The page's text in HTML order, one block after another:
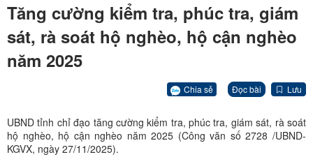
Tăng cường kiểm tra, phúc tra, giám
sát, rà soát hộ nghèo, hộ cận nghèo
năm 2025
Chia sẻ Đọc bài Lưu
UBND tỉnh chỉ đạo tăng cường kiểm tra, phúc tra, giám sát, rà soát
hộ nghèo, hộ cận nghèo năm 2025 (Công văn số 2728 /UBND-
KGVX, ngày 27/11/2025).